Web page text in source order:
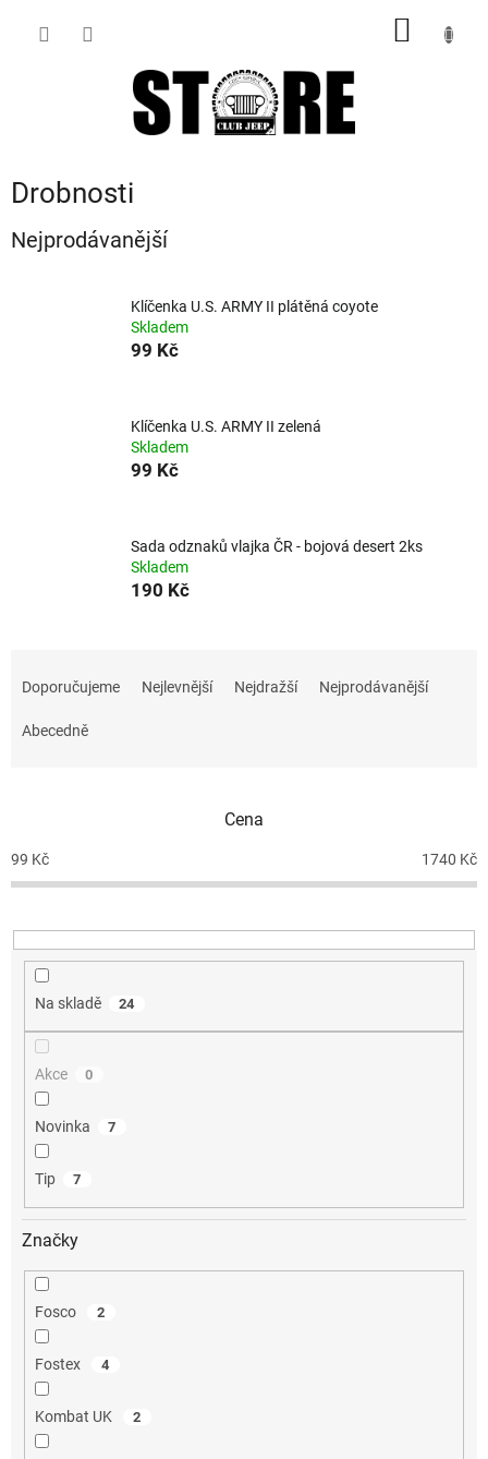
Drobnosti
Nejprodávanější
Klíčenka U.S. ARMY II plátěná coyote
Skladem
99 Kč
Klíčenka U.S. ARMY II zelená
Skladem
99 Kč
Sada odznaků vlajka ČR - bojová desert 2ks
Skladem
190 Kč
o
d
k
t
Doporučujeme Nejlevnější Nejdražší Nejprodávanější
Abecedně
Cena
99 Kč 1740 Kč
Na skladě 24
Akce 0
Novinka 7
Tip 7
Značky
Fosco 2
Fostex 4
Kombat UK 2